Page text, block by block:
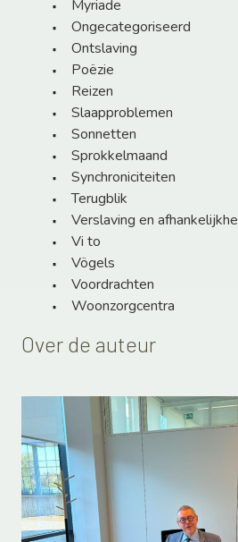
Myriade
Ongecategoriseerd
Ontslaving
Poëzie
Reizen
Slaapproblemen
Sonnetten
Sprokkelmaand
Synchroniciteiten
Terugblik
Verslaving en
Vi to
Vögels
Voordrachten
Woonzorgcentra
Over de auteur